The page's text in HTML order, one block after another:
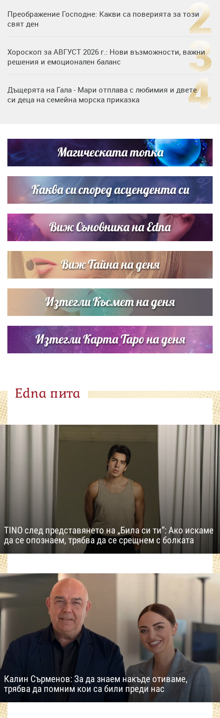
Преображение Господне: Какви са поверията за този
свят ден
Хороскоп за АВГУСТ 2026 г.: Нови възможности, важни
решения и емоционален баланс
Дъщерята на Гала - Мари отплава с любимия и двете
си деца на семейна морска приказка
Димов издадоха своето любимо място
Дъщерята на Тодор Батков вдигна сватба, Стоичков и
Братя Аргирови я изненадаха с песен
Магическата топка
Каква си според асцендента си
Виж Съновника на Edna
Виж Тайна на деня
Изтегли Късмет на деня
Изтегли Карта Таро на деня
Edna пита
TINO след представянето на „Била си ти“: Ако искаме
да се опознаем, трябва да се срещнем с болката
Калин Сърменов: За да знаем накъде отиваме,
трябва да помним кои са били преди нас